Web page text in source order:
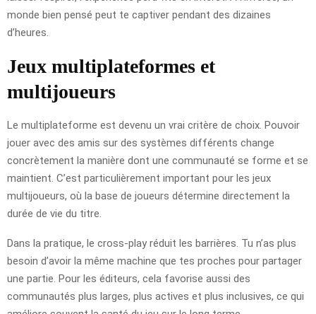
monde bien pensé peut te captiver pendant des dizaines
d’heures.
Jeux multiplateformes et
multijoueurs
Le multiplateforme est devenu un vrai critère de choix. Pouvoir
jouer avec des amis sur des systèmes différents change
concrètement la manière dont une communauté se forme et se
maintient. C’est particulièrement important pour les jeux
multijoueurs, où la base de joueurs détermine directement la
durée de vie du titre.
Dans la pratique, le cross-play réduit les barrières. Tu n’as plus
besoin d’avoir la même machine que tes proches pour partager
une partie. Pour les éditeurs, cela favorise aussi des
communautés plus larges, plus actives et plus inclusives, ce qui